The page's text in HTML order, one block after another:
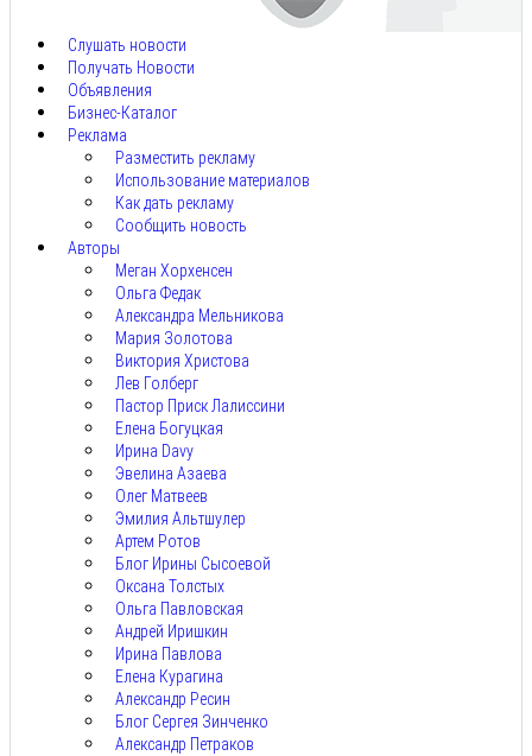
Слушать новости
Получать Новости
Объявления
Бизнес-Каталог
Реклама
Разместить рекламу
Использование материалов
Как дать рекламу
Сообщить новость
Авторы
Меган Хорхенсен
Ольга Федак
Александра Мельникова
Мария Золотова
Виктория Христова
Лев Голберг
Пастор Приск Лалиссини
Елена Богуцкая
Ирина Davy
Эвелина Азаева
Олег Матвеев
Эмилия Альтшулер
Артем Ротов
Блог Ирины Сысоевой
Оксана Толстых
Ольга Павловская
Андрей Иришкин
Ирина Павлова
Елена Курагина
Александр Ресин
Блог Сергея Зинченко
Александр Петраков